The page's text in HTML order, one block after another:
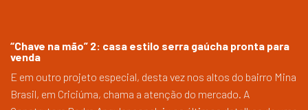
“Chave na mão” 2: casa estilo serra gaúcha pronta para
venda
E em outro projeto especial, desta vez nos altos do bairro Mina
Brasil, em Criciúma, chama a atenção do mercado. A